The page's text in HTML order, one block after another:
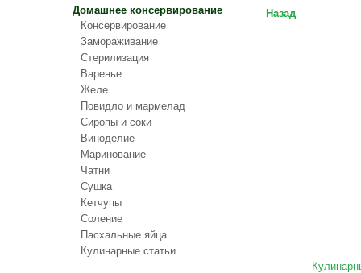
Домашнее консервирование
Консервирование
Замораживание
Стерилизация
Варенье
Желе
Повидло и мармелад
Сиропы и соки
Виноделие
Маринование
Чатни
Сушка
Кетчупы
Соление
Пасхальные яйца
Кулинарные статьи
Назад